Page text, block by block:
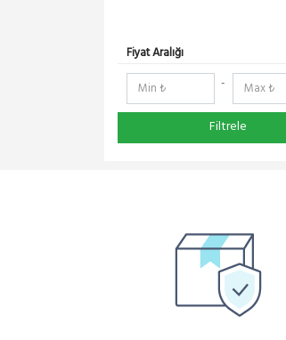
RedLine
RF Elements
NetElastic
Paessler
TENDA
Extralink
Schneider Electric
DMA-SOFT
Fiyat Aralığı
-
Filtrele